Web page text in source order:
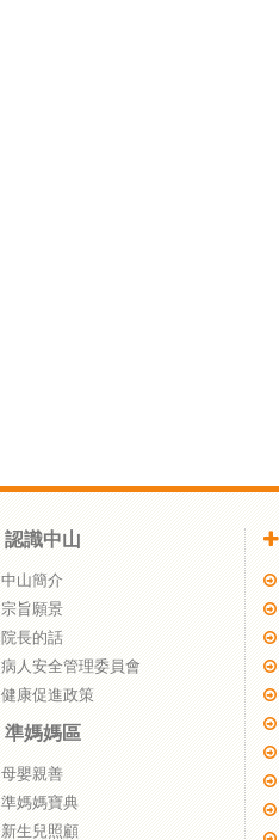
認識中山
中山簡介
宗旨願景
院長的話
病人安全管理委員會
健康促進政策
準媽媽區
母嬰親善
準媽媽寶典
新生兒照顧